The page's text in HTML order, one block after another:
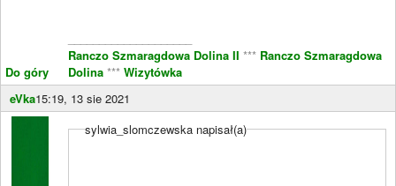
Do góry
Ranczo Szmaragdowa Dolina II *** Ranczo Szmaragdowa
Dolina *** Wizytówka
eVka15:19, 13 sie 2021
sylwia_slomczewska napisał(a)